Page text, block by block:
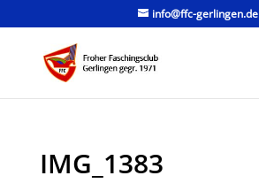
info@ffc-gerlingen.de
IMG_1383